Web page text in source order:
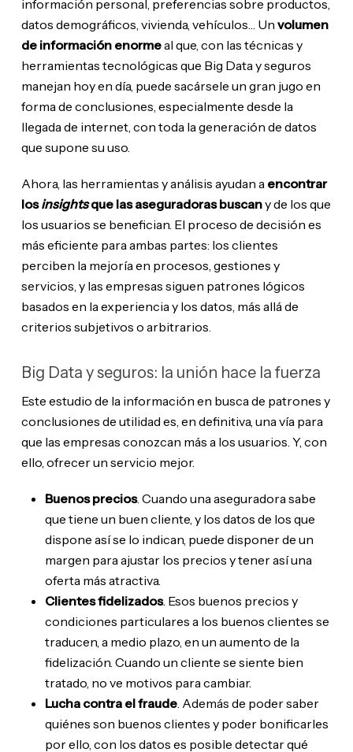
información personal, preferencias sobre productos,
datos demográficos, vivienda, vehículos… Un volumen
de información enormeal que, con las técnicas y
herramientas tecnológicas que Big Data y seguros
manejan hoy en día, puede sacársele un gran jugo en
forma de conclusiones, especialmente desde la
llegada de internet, con toda la generación de datos
que supone su uso.
Ahora, las herramientas y análisis ayudan a encontrar
losinsightsque las aseguradoras buscany de los que
los usuarios se benefician. El proceso de decisión es
más eficiente para ambas partes: los clientes
perciben la mejoría en procesos, gestiones y
servicios, y las empresas siguen patrones lógicos
basados en la experiencia y los datos, más allá de
criterios subjetivos o arbitrarios.
Big Data y seguros: la unión hace la fuerza
Este estudio de la información en busca de patrones y
conclusiones de utilidad es, en definitiva, una vía para
que las empresas conozcan más a los usuarios. Y, con
ello, ofrecer un servicio mejor.
Buenos precios. Cuando una aseguradora sabe
que tiene un buen cliente, y los datos de los que
dispone así se lo indican, puede disponer de un
margen para ajustar los precios y tener así una
oferta más atractiva.
Clientes fidelizados. Esos buenos precios y
condiciones particulares a los buenos clientes se
traducen, a medio plazo, en un aumento de la
fidelización. Cuando un cliente se siente bien
tratado, no ve motivos para cambiar.
Lucha contra el fraude. Además de poder saber
quiénes son buenos clientes y poder bonificarles
por ello, con los datos es posible detectar qué